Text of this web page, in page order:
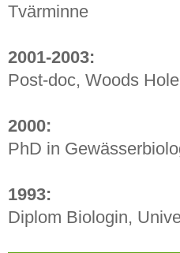
Tvärminne
2001-2003:
Post-doc, Woods
2000:
PhD in
1993:
Diplom Biologin,